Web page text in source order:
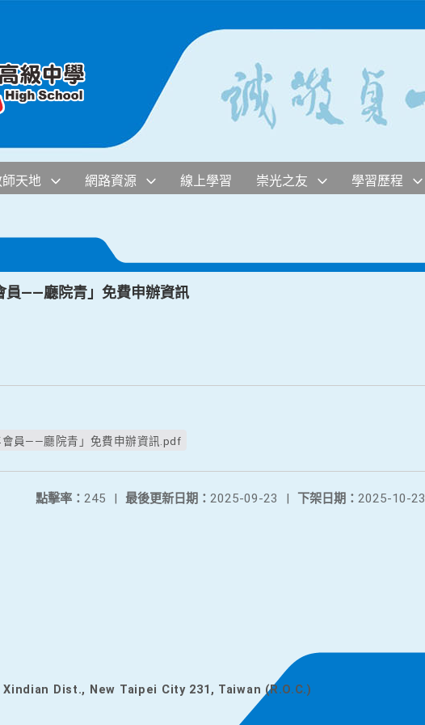
師天地 網路資源 線上學習 崇光之友 學習歷程
員——廳院青」免費申辦資訊
會員——廳院青」免費申辦資訊.pdf
下架日期： 2025-10-23
最後更新日期： 2025-09-23 |
點擊率： 245 |
Xindian Dist., New Taipei City 231, Taiwan (R.O.C.)